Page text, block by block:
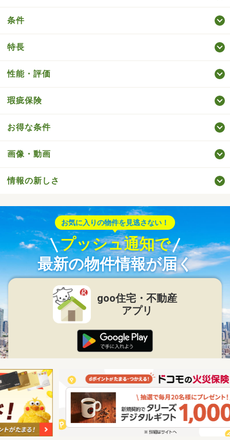
条件
特長
性能・評価
瑕疵保険
お得な条件
画像・動画
情報の新しさ
お気に入りの物件を見逃さない！
プッシュ通知で
最新の物件情報が届く
goo住宅・不動産
アプリ